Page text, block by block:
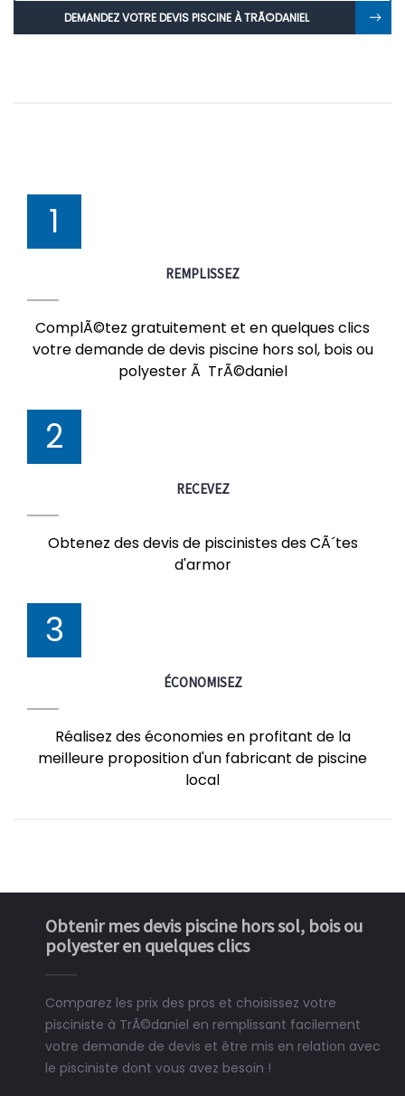
DEMANDEZ VOTRE DEVIS PISCINE À TRÃ©DANIEL
1
REMPLISSEZ
ComplÃ©tez gratuitement et en quelques clics
votre demande de devis piscine hors sol, bois ou
polyester Ã TrÃ©daniel
2
RECEVEZ
Obtenez des devis de piscinistes des CÃ´tes
d'armor
3
ÉCONOMISEZ
Réalisez des économies en profitant de la
meilleure proposition d'un fabricant de piscine
local
Obtenir mes devis piscine hors sol, bois ou
polyester en quelques clics
Comparez les prix des pros et choisissez votre
pisciniste à TrÃ©daniel en remplissant facilement
votre demande de devis et être mis en relation avec
le pisciniste dont vous avez besoin !